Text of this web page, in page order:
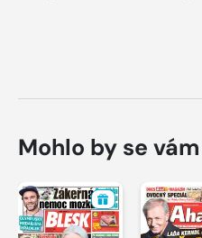
Mohlo by se